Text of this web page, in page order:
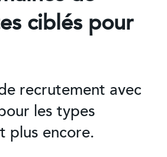
ciblés pour
recrutement avec
les types
plus encore.